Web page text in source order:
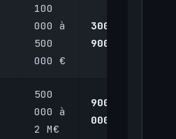
100
000 à
500
000 €
300 à
900 €
500
000 à
2 M€
900 à 3
000 €